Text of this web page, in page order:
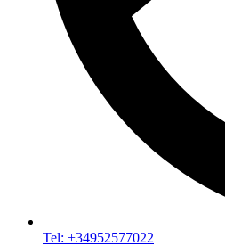
Tel: +34952577022